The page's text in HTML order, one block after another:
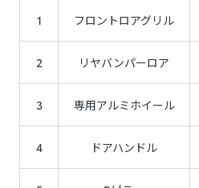
1 フロントロアグリル
2 リヤバンパーロア
3 専用アルミホイール
4 ドアハンドル